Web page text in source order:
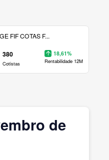
FIF COTAS F...
380
Cotistas
18,61%
Rentabilidade 12M
de